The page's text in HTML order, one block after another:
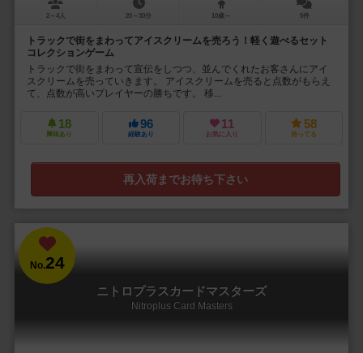
2～4人 20～30分 10歳～ 5件
トラックで街をまわってアイスクリームを売ろう！軽く遊べるセット
コレクションゲーム
トラックで街をまわって宣伝をしつつ、並んでくれたお客さんにアイ
スクリームを売っていきます。 アイスクリームを売ると点数がもらえ
て、点数が高いプレイヤーの勝ちです。 移...
18
興味あり
96
経験あり
11
お気に入り
58
持ってる
再入荷までお待ち下さい
No.24
ニトロプラスカードマスターズ
Nitroplus Card Masters